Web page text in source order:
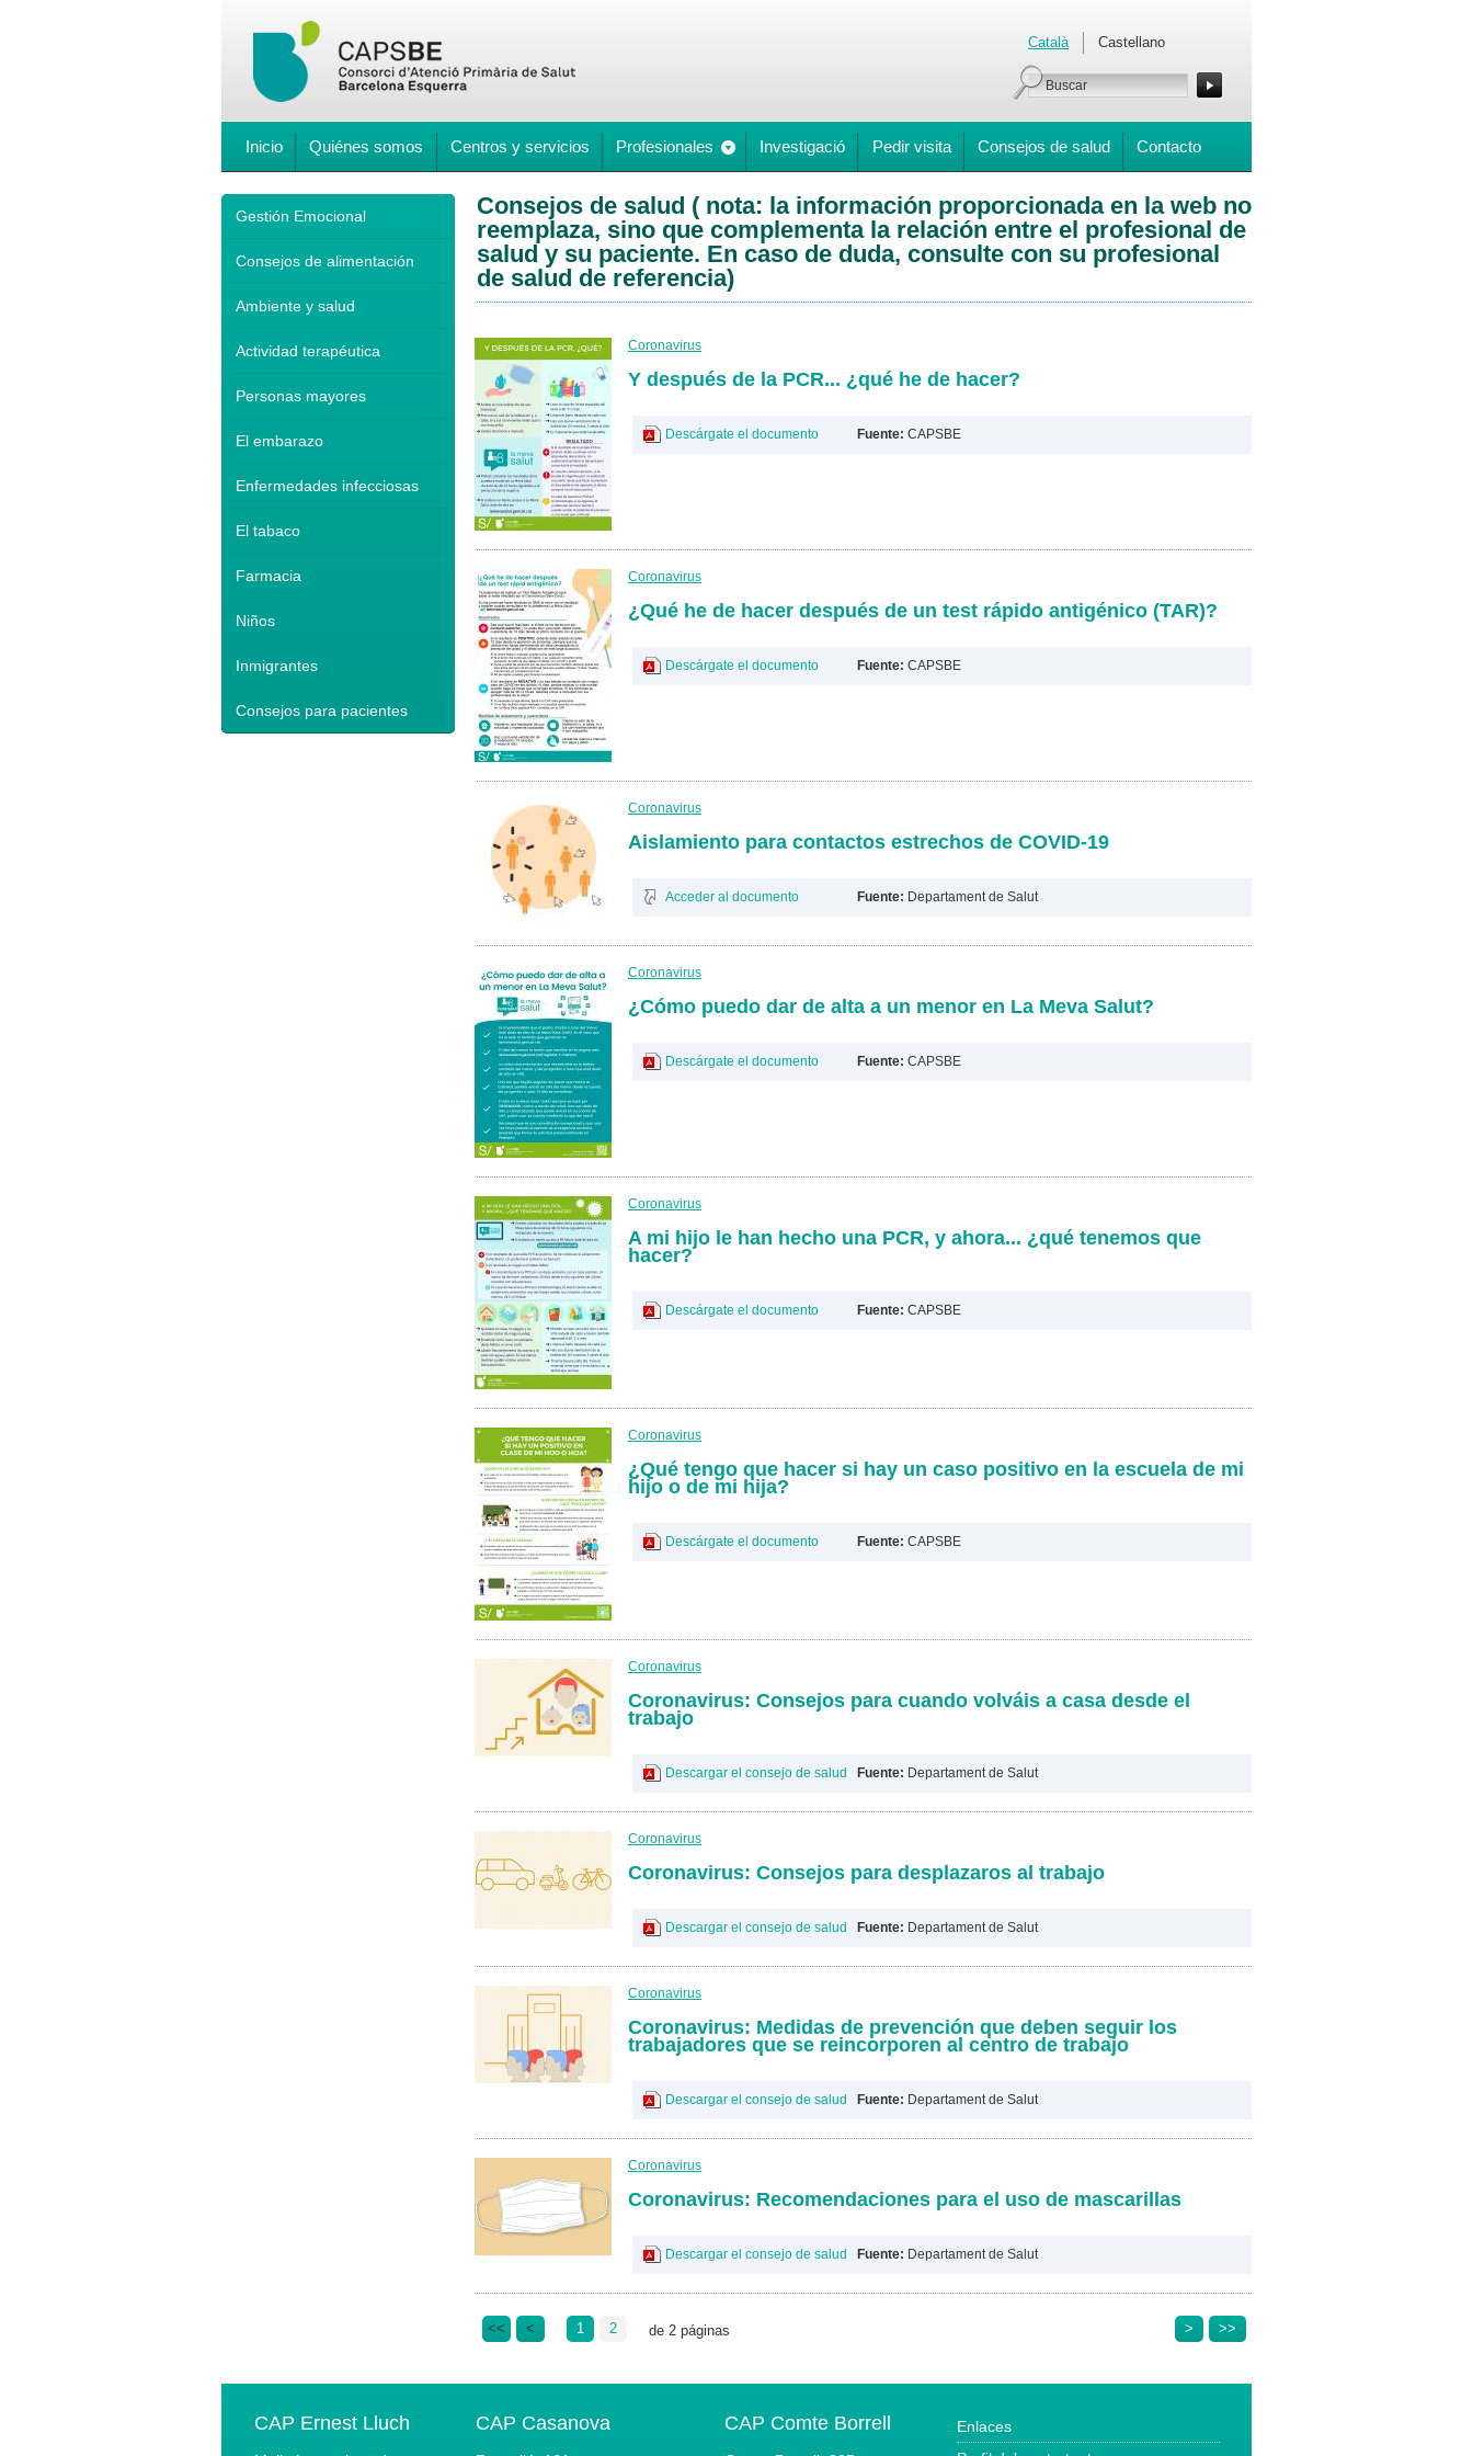
Català Castellano
Inicio Quiénes somos Centros y servicios Profesionales Investigació Pedir visita Consejos de salud Contacto
Gestión Emocional
Consejos de alimentación
Ambiente y salud
Actividad terapéutica
Personas mayores
El embarazo
Enfermedades infecciosas
El tabaco
Farmacia
Niños
Inmigrantes
Consejos para pacientes
Consejos de salud ( nota: la información proporcionada en la web no
reemplaza, sino que complementa la relación entre el profesional de
salud y su paciente. En caso de duda, consulte con su profesional
de salud de referencia)
Coronavirus
Y después de la PCR... ¿qué he de hacer?
Fuente: CAPSBE
Descárgate el documento
Coronavirus
¿Qué he de hacer después de un test rápido antigénico (TAR)?
Fuente: CAPSBE
Descárgate el documento
Coronavirus
Aislamiento para contactos estrechos de COVID-19
Fuente: Departament de Salut
Acceder al documento
Coronavirus
¿Cómo puedo dar de alta a un menor en La Meva Salut?
Fuente: CAPSBE
Descárgate el documento
Coronavirus
A mi hijo le han hecho una PCR, y ahora... ¿qué tenemos que
hacer?
Fuente: CAPSBE
Descárgate el documento
Coronavirus
¿Qué tengo que hacer si hay un caso positivo en la escuela de mi
hijo o de mi hija?
Fuente: CAPSBE
Descárgate el documento
Coronavirus
Coronavirus: Consejos para cuando volváis a casa desde el
trabajo
Fuente: Departament de Salut
Descargar el consejo de salud
Coronavirus
Coronavirus: Consejos para desplazaros al trabajo
Fuente: Departament de Salut
Descargar el consejo de salud
Coronavirus
Coronavirus: Medidas de prevención que deben seguir los
trabajadores que se reincorporen al centro de trabajo
Fuente: Departament de Salut
Descargar el consejo de salud
Coronavirus
Coronavirus: Recomendaciones para el uso de mascarillas
Fuente: Departament de Salut
Descargar el consejo de salud
<< < 1 2 de 2 páginas >>
>
CAP Ernest Lluch CAP Casanova CAP Comte Borrell
Enlaces